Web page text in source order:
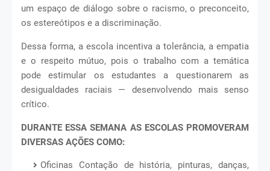
um espaço de diálogo sobre o racismo, o preconceito,
os estereótipos e a discriminação.
Dessa forma, a escola incentiva a tolerância, a empatia
e o respeito mútuo, pois o trabalho com a temática
pode estimular os estudantes a questionarem as
desigualdades raciais — desenvolvendo mais senso
crítico.
DURANTE ESSA SEMANA AS ESCOLAS PROMOVERAM
DIVERSAS AÇÕES COMO:
Oficinas Contação de história, pinturas, danças,